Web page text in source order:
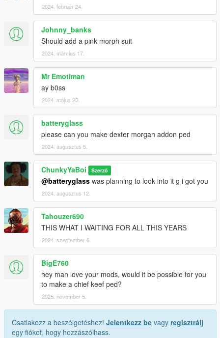
2024. február 24.
Johnny_banks
Should add a pink morph suit
2024. március 17.
Mr Emotiman
ay b0ss
2024. május 25.
batteryglass
please can you make dexter morgan addon ped
2024. augusztus 5.
ChunkyYaBoi Szerző
@batteryglass was planning to look into it g i got you
2024. augusztus 12.
Tahouzer690
THIS WHAT I WAITING FOR ALL THIS YEARS
2024. szeptember 6.
BigE760
hey man love your mods, would it be possible for you
to make a chief keef ped?
2025. november 5.
Csatlakozz a beszélgetéshez! Jelentkezz be vagy regisztrálj
egy fiókot, hogy hozzászólhass.